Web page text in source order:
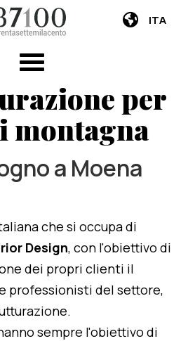
ITA
per
montagna
a Moena
che si occupa di
Design, con l'obiettivo di
dei propri clienti il
professionisti del settore,
sempre l'obiettivo di